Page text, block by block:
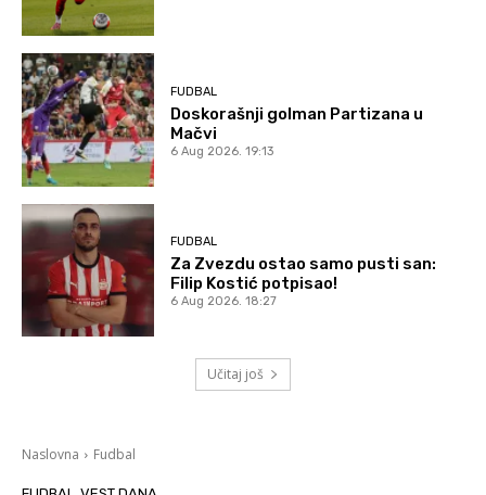
FUDBAL
Doskorašnji golman Partizana u
Mačvi
6 Aug 2026. 19:13
FUDBAL
Za Zvezdu ostao samo pusti san:
Filip Kostić potpisao!
6 Aug 2026. 18:27
Učitaj još